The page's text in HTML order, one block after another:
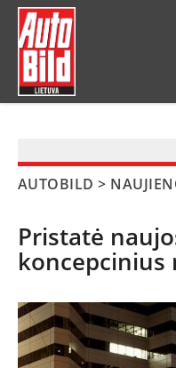
AUTOBILD >
Pristatė
koncepcinius